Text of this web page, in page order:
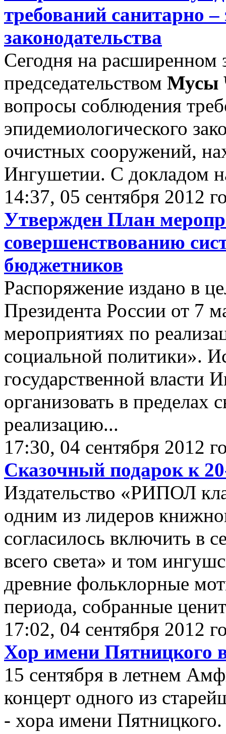
требований санитарно
законодательства
Сегодня на расширенном
председательством Мусы
вопросы соблюдения
эпидемиологического
очистных сооружений,
Ингушетии. С докладом
14:37, 05 сентября 2012
Утвержден План
совершенствованию
бюджетников
Распоряжение издано в
Президента России от 7
мероприятиях по
социальной политики».
государственной власти
организовать в пределах
реализацию...
17:30, 04 сентября 2012
Сказочный подарок к
Издательство «РИПОЛ
одним из лидеров
согласилось включить в
всего света» и том
древние фольклорные
периода, собранные
17:02, 04 сентября 2012
Хор имени Пятницкого
15 сентября в летнем
концерт одного из
- хора имени